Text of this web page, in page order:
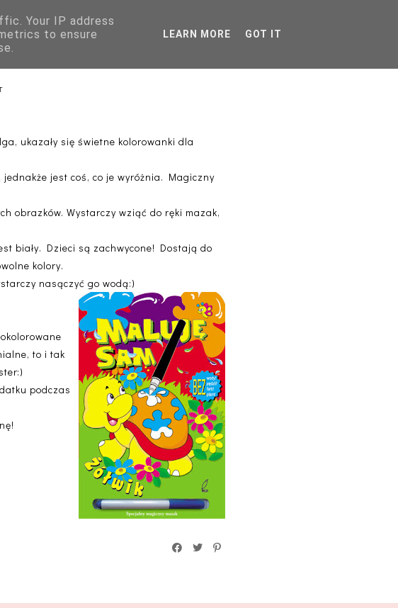
LITERATURA ZAGRANICZNA
ukazały się świetne kolorowanki dla
jest coś, co je wyróżnia. Magiczny
obrazków. Wystarczy wziąć do ręki mazak,
biały. Dzieci są zachwycone! Dostają do
kolory.
nasączyć go wodą:)
to i tak
podczas
Your IP address
to ensure
LEARN MORE GOT IT